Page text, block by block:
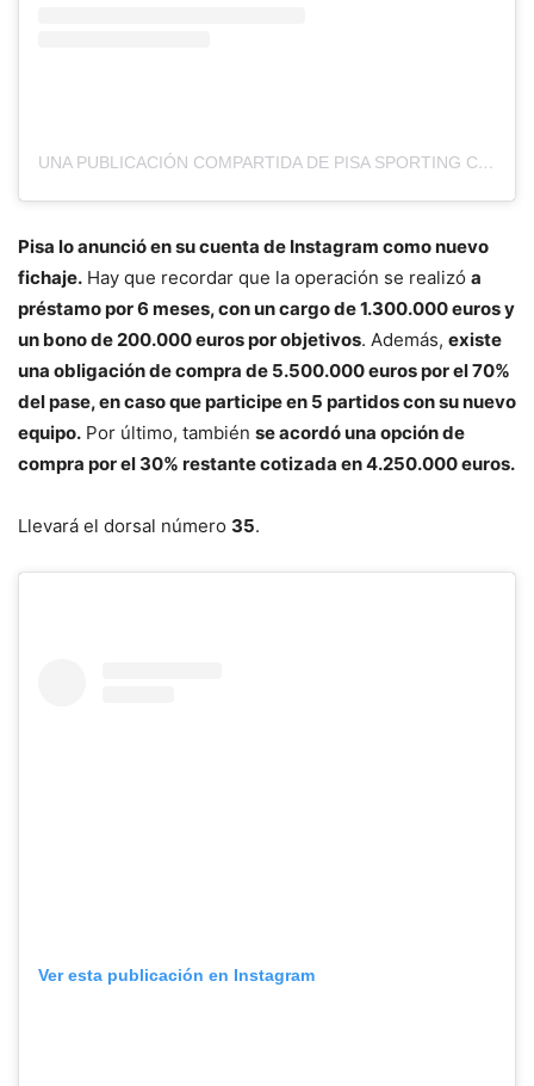
UNA PUBLICACIÓN COMPARTIDA DE PISA SPORTING CLUB (@PISASPORTINGCLUB)
Pisa lo anunció en su cuenta de Instagram como nuevo
fichaje. Hay que recordar que la operación se realizó a
préstamo por 6 meses, con un cargo de 1.300.000 euros y
un bono de 200.000 euros por objetivos. Además, existe
una obligación de compra de 5.500.000 euros por el 70%
del pase, en caso que participe en 5 partidos con su nuevo
equipo. Por último, también se acordó una opción de
compra por el 30% restante cotizada en 4.250.000 euros.
Llevará el dorsal número 35.
Ver esta publicación en Instagram